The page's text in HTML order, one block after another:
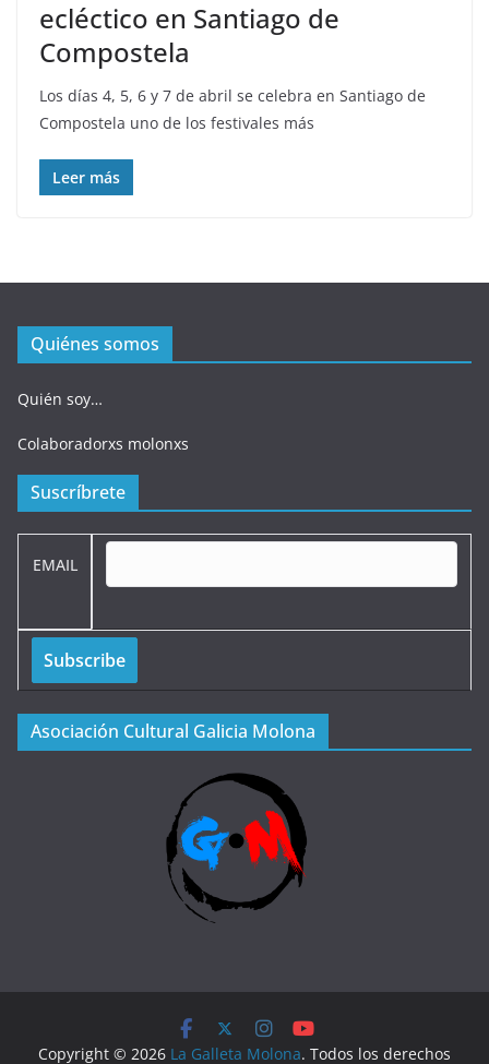
ecléctico en Santiago de
Compostela
Los días 4, 5, 6 y 7 de abril se celebra en Santiago de
Compostela uno de los festivales más
Leer más
Quiénes somos
Quién soy…
Colaboradorxs molonxs
Suscríbrete
EMAIL
Asociación Cultural Galicia Molona
Copyright © 2026 La Galleta Molona. Todos los derechos